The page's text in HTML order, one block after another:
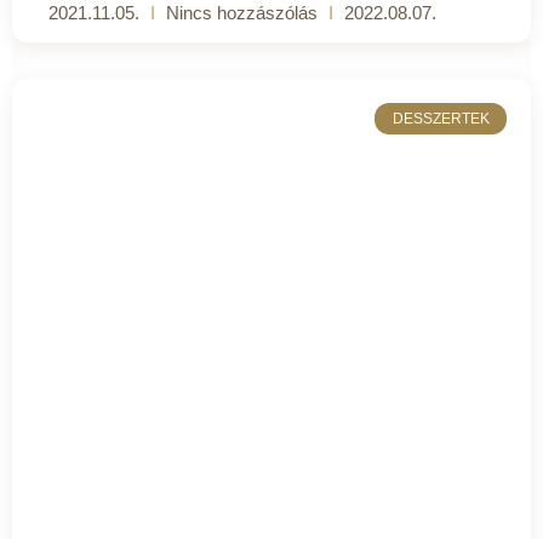
2021.11.05. Nincs hozzászólás 2022.08.07.
DESSZERTEK